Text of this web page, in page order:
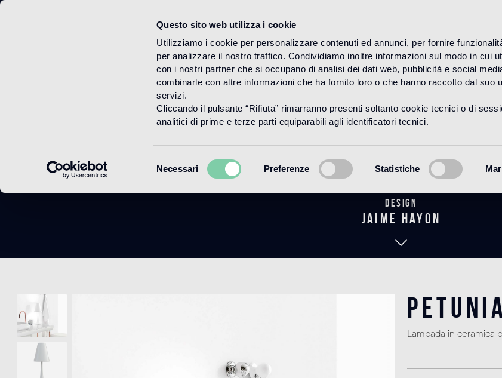
Questo sito web utilizza i cookie
Utilizziamo i cookie per personalizzare contenuti ed annunci, per fornire
per analizzare il nostro traffico. Condividiamo inoltre informazioni sul modo in cui
con i nostri partner che si occupano di analisi dei dati web, pubblicità e social
combinarle con altre informazioni che ha fornito loro o che hanno raccolto dal suo
servizi.
Cliccando il pulsante “Rifiuta” rimarranno presenti soltanto cookie tecnici o di
analitici di prime e terze parti equiparabili agli identificatori tecnici.
del
Necessari Preferenze Statistiche
HOME PRODUCTOS BAGNO THE HAYON
Petunia
Design
jaime hayon
Lampada in ceramica